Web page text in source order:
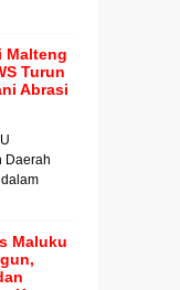
Malteng
Turun
Abrasi
Daerah
Maluku